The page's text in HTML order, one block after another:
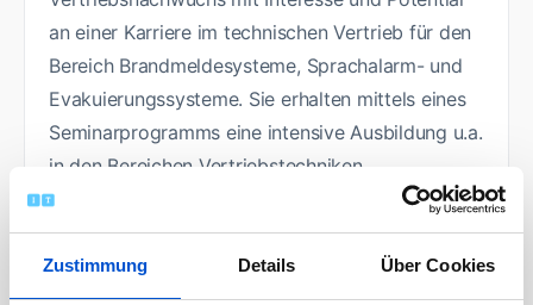
Zustimmung Details Über Cookies
an einer Karriere im technischen Vertrieb für den
Bereich Brandmeldesysteme, Sprachalarm- und
Evakuierungssysteme. Sie erhalten mittels eines
Seminarprogramms eine intensive Ausbildung u.a.
in den Bereichen Vertriebstechniken,
Kommunikation und Gebietsmanagement. Hier
werden Sie an folgende Aufgaben herangeführt,
die später zu Ihrem Tätigkeitsfeld gehören: